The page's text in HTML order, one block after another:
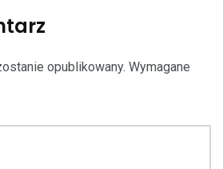
opublikowany. Wymagane